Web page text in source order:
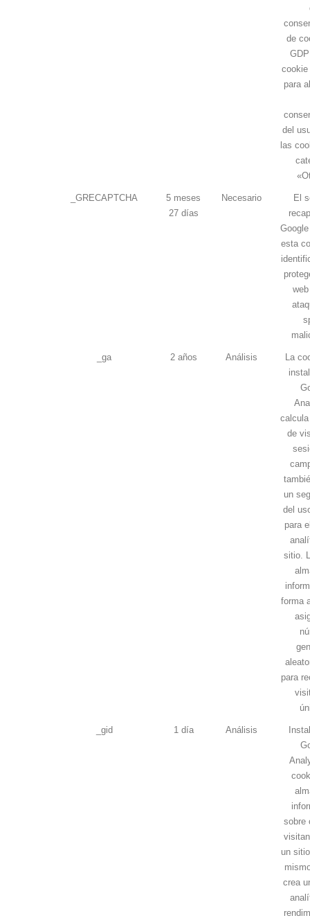
de
para
del
las
_GRECAPTCHA
5 meses
27 días
Necesario
El
esta
_ga 2 años Análisis
La
de
un
del
para
sitio.
forma
para
_gid 1 día Análisis
sobre
un
crea